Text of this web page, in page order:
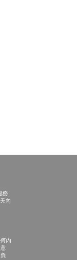
務
內
內